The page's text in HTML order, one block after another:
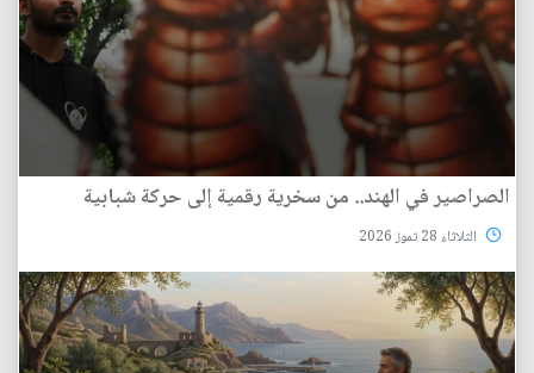
الصراصير في الهند.. من سخرية رقمية إلى حركة شبابية
الثلاثاء 28 تموز 2026